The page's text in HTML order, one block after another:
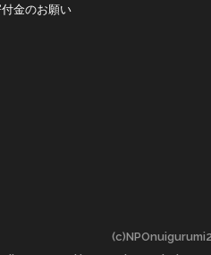
金のお願い